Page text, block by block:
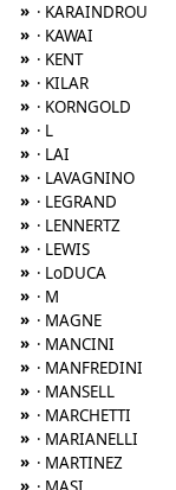
» · KARAINDROU
» · KAWAI
» · KENT
» · KILAR
» · KORNGOLD
» · L
» · LAI
» · LAVAGNINO
» · LEGRAND
» · LENNERTZ
» · LEWIS
» · LoDUCA
» · M
» · MAGNE
» · MANCINI
» · MANFREDINI
» · MANSELL
» · MARCHETTI
» · MARIANELLI
» · MARTINEZ
»